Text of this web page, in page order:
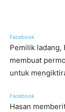
Facebook
Pemilik ladang,
membuat
untuk
Facebook
Hasan